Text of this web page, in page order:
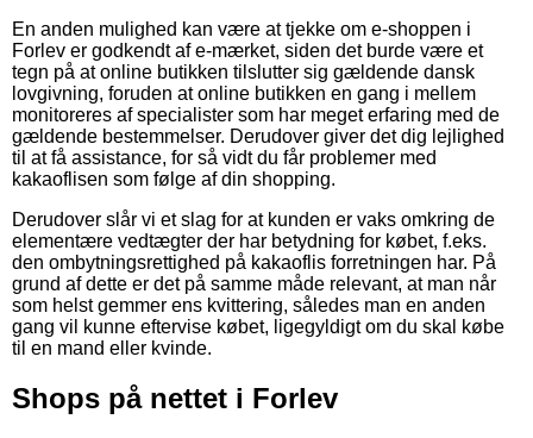
En anden mulighed kan være at tjekke om e-shoppen i
Forlev er godkendt af e-mærket, siden det burde være et
tegn på at online butikken tilslutter sig gældende dansk
lovgivning, foruden at online butikken en gang i mellem
monitoreres af specialister som har meget erfaring med de
gældende bestemmelser. Derudover giver det dig lejlighed
til at få assistance, for så vidt du får problemer med
kakaoflisen som følge af din shopping.
Derudover slår vi et slag for at kunden er vaks omkring de
elementære vedtægter der har betydning for købet, f.eks.
den ombytningsrettighed på kakaoflis forretningen har. På
grund af dette er det på samme måde relevant, at man når
som helst gemmer ens kvittering, således man en anden
gang vil kunne eftervise købet, ligegyldigt om du skal købe
til en mand eller kvinde.
Shops på nettet i Forlev